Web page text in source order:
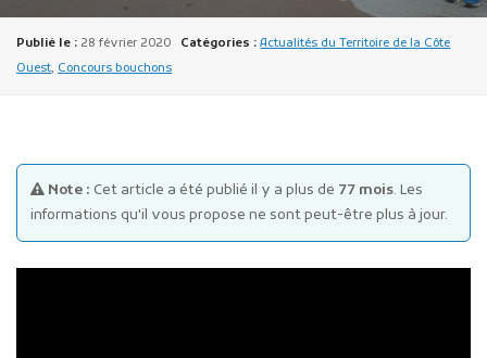
Publicité des actes
Marchés publics
Projets financés par l'Europe
Plans d'accès
Publié le : 28 février 2020 Catégories : Actualités du Territoire de la Côte
Ouest, Concours bouchons
Note : Cet article a été publié il y a plus de 77 mois. Les
informations qu'il vous propose ne sont peut-être plus à jour.